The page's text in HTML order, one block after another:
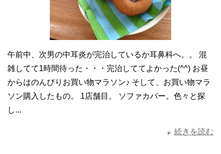
午前中、次男の中耳炎が完治しているか耳鼻科へ。。 混
雑してて1時間待った・・・完治しててよかった(^^) お昼
からはのんびりお買い物マラソン♪ そして、お買い物マラ
ソン購入したもの。 1店舗目。 ソファカバー。色々と探
し...
続きを読む